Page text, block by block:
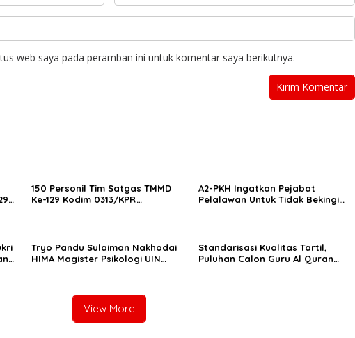
web saya pada peramban ini untuk komentar saya berikutnya.
150 Personil Tim Satgas TMMD
Ke-129 Kodim 0313/KPR
A2-PKH Ingatkan Pejabat
Pelalawan Untuk Tidak Bekingi
Tryo Pandu Sulaiman Nakhodai
HIMA Magister Psikologi UIN
Standarisasi Kualitas Tartil,
Puluhan Calon Guru Al Quran
View More